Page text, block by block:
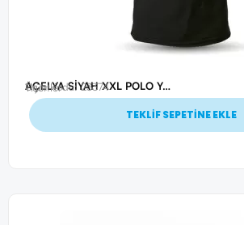
AÇELYA SİYAH XXL POLO YAKA T-SHİRT
Ürün Kodu: 23374
Tişörtler
TEKLİF SEPETİNE EKLE